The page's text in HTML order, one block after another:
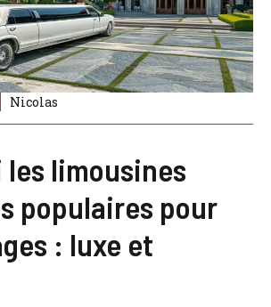
Nicolas
les limousines
populaires pour
: luxe et